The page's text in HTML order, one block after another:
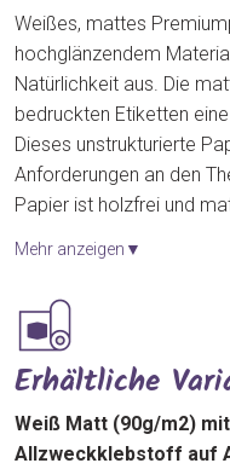
Weißes, mattes
hochglänzendem
Natürlichkeit aus. Die
bedruckten Etiketten
Dieses unstrukturierte
Anforderungen an den
Papier ist holzfrei und
Mehr anzeigen▼
Erhältliche
Weiß Matt (90g/m2)
Allzweckklebstoff auf